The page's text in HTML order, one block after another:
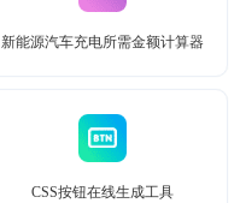
新能源汽车充电所需金额计算器
CSS按钮在线生成工具